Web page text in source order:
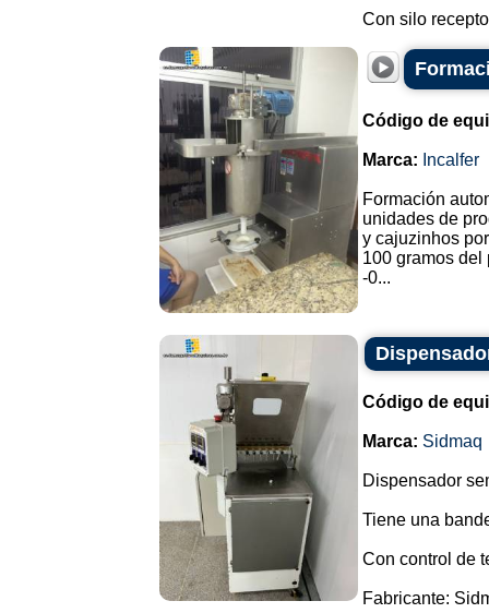
Con silo
Código de
Marca: Incalfer
Formación
unidades de
y cajuzinhos
100 gramos del
-0...
Código de
Marca: Sidmaq
Dispensador
Tiene una
Con control de
Fabricante: